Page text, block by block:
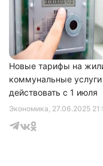
Экономика, 27.06.2025
Новые тарифы на
коммунальные услуги
действовать с 1 июля